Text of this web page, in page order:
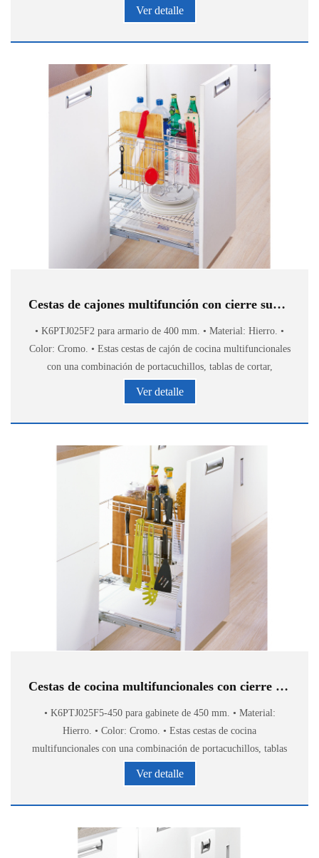
Ver detalle
Cestas de cajones multifunción con cierre suave K6PTJ025F2
• K6PTJ025F2 para armario de 400 mm. • Material: Hierro. •
Color: Cromo. • Estas cestas de cajón de cocina multifuncionales
con una combinación de portacuchillos, tablas de cortar,
Ver detalle
Cestas de cocina multifuncionales con cierre suave K6PTJ025F5-450
• K6PTJ025F5-450 para gabinete de 450 mm. • Material:
Hierro. • Color: Cromo. • Estas cestas de cocina
multifuncionales con una combinación de portacuchillos, tablas
Ver detalle